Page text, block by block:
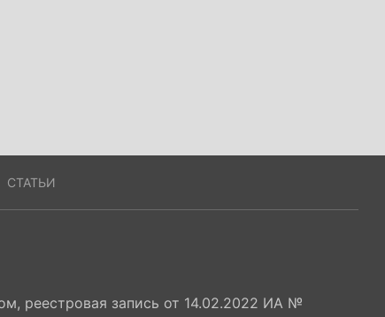
СТАТЬИ
реестровая запись от 14.02.2022 ИА №